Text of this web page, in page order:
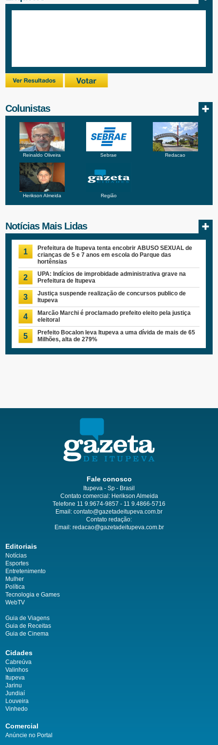
Colunistas
Reinaldo Oliveira Sebrae Redacao
Herikson Almeida Região
Notícias Mais Lidas
1
Prefeitura de Itupeva tenta encobrir ABUSO SEXUAL de
crianças de 5 e 7 anos em escola do Parque das
hortênsias
2
UPA: Indícios de improbidade administrativa grave na
Prefeitura de Itupeva
3
Justiça suspende realização de concursos publico de
Itupeva
4
Marcão Marchi é proclamado prefeito eleito pela justiça
eleitoral
5
Prefeito Bocalon leva Itupeva a uma dívida de mais de 65
Milhões, alta de 279%
Fale conosco
Itupeva - Sp - Brasil
Contato comercial: Herikson Almeida
Telefone 11 9.9674-9857 - 11 9.4866-5716
Email: contato@gazetadeitupeva.com.br
Contato redação:
Email: redacao@gazetadeitupeva.com.br
Editoriais
Notícias
Esportes
Entretenimento
Mulher
Política
Tecnologia e Games
WebTV
Guia de Viagens
Guia de Receitas
Guia de Cinema
Cidades
Cabreúva
Valinhos
Itupeva
Jarinu
Jundiaí
Louveira
Vinhedo
Comercial
Anúncie no Portal